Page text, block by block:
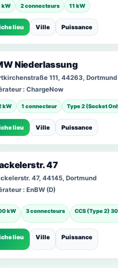
kW 2 connecteurs 11 kW
lieu Ville Puissance
Niederlassung
111, 44263, Dortmund
: ChargeNow
kW 1 connecteur Type 2 (Socket
lieu Ville Puissance
47
47, 44145, Dortmund
: EnBW (D)
kW 3 connecteurs CCS (Type 2)
lieu Ville Puissance